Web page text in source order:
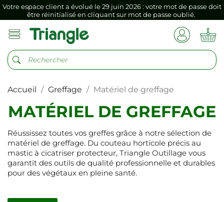
être réinitialisé en cliquant sur mot de passe oublié.
Si vous aviez mémorisé votre précédent mot de passe dans votre
navigateur internet, il doit être réenregistré à la première connexion
vers votre nouvel espace client.
Votre espace client a évolué le 29 juin 2026 : votre mot de passe doit
être réinitialisé en cliquant sur mot de passe oublié.
navigateur internet, il doit être réenregistré à la première connexion
vers votre nouvel espace client.
Accueil Greffage Matériel de greffage
MATÉRIEL DE GREFFAGE
Réussissez toutes vos greffes grâce à notre sélection de
matériel de greffage. Du couteau horticole précis au
mastic à cicatriser protecteur, Triangle Outillage vous
garantit des outils de qualité professionnelle et durables
pour des végétaux en pleine santé.